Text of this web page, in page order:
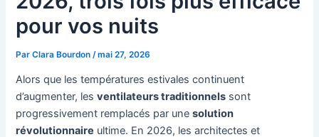
pour vos nuits
ParClara Bourdon /mai 27, 2026
Alors que les températures estivales continuent
d’augmenter, lesventilateurs traditionnels sont
progressivement remplacés par unesolution
révolutionnaire ultime. En 2026, les architectes et